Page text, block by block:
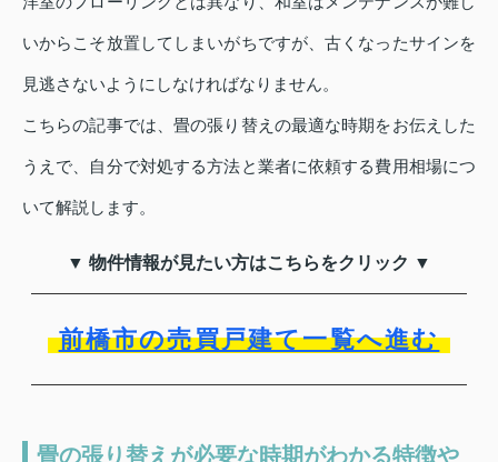
いからこそ放置してしまいがちですが、古くなったサインを
見逃さないようにしなければなりません。
こちらの記事では、畳の張り替えの最適な時期をお伝えした
うえで、自分で対処する方法と業者に依頼する費用相場につ
いて解説します。
▼ 物件情報が見たい方はこちらをクリック ▼
前橋市の売買戸建て一覧へ進む
畳の張り替えが必要な時期がわかる特徴や